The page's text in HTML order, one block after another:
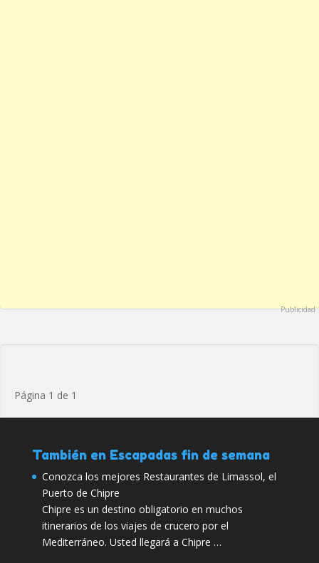
Publicidad
Página 1 de 1
También en Escapadas fin de semana
Conozca los mejores Restaurantes de Limassol, el
Puerto de Chipre
Chipre es un destino obligatorio en muchos
itinerarios de los viajes de crucero por el
Mediterráneo. Usted llegará a Chipre …